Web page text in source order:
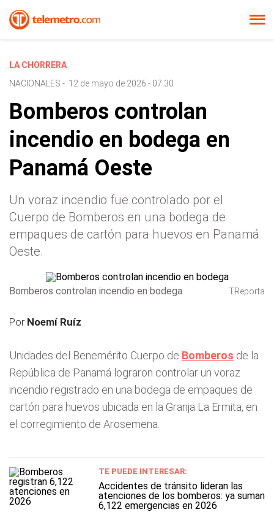
LA CHORRERA
NACIONALES - 12 de mayo de 2026 - 07:30
Bomberos controlan
incendio en bodega en
Panamá Oeste
Un voraz incendio fue controlado por el
Cuerpo de Bomberos en una bodega de
empaques de cartón para huevos en Panamá
Oeste.
Bomberos controlan incendio en bodega TReporta
Por Noemí Ruíz
Unidades del Benemérito Cuerpo de Bomberos de la
República de Panamá lograron controlar un voraz
incendio registrado en una bodega de empaques de
cartón para huevos ubicada en la Granja La Ermita, en
el corregimiento de Arosemena.
TE PUEDE INTERESAR:
Accidentes de tránsito lideran las
atenciones de los bomberos: ya suman
6,122 emergencias en 2026